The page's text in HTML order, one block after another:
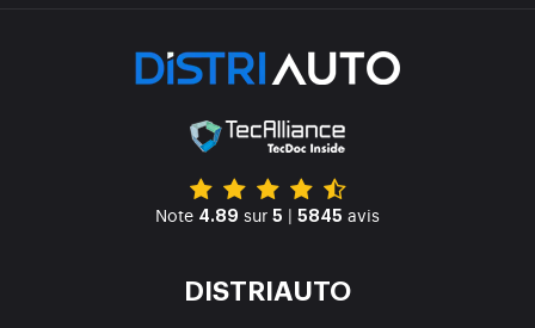
Note 4.89 sur 5 | 5845 avis
DISTRIAUTO